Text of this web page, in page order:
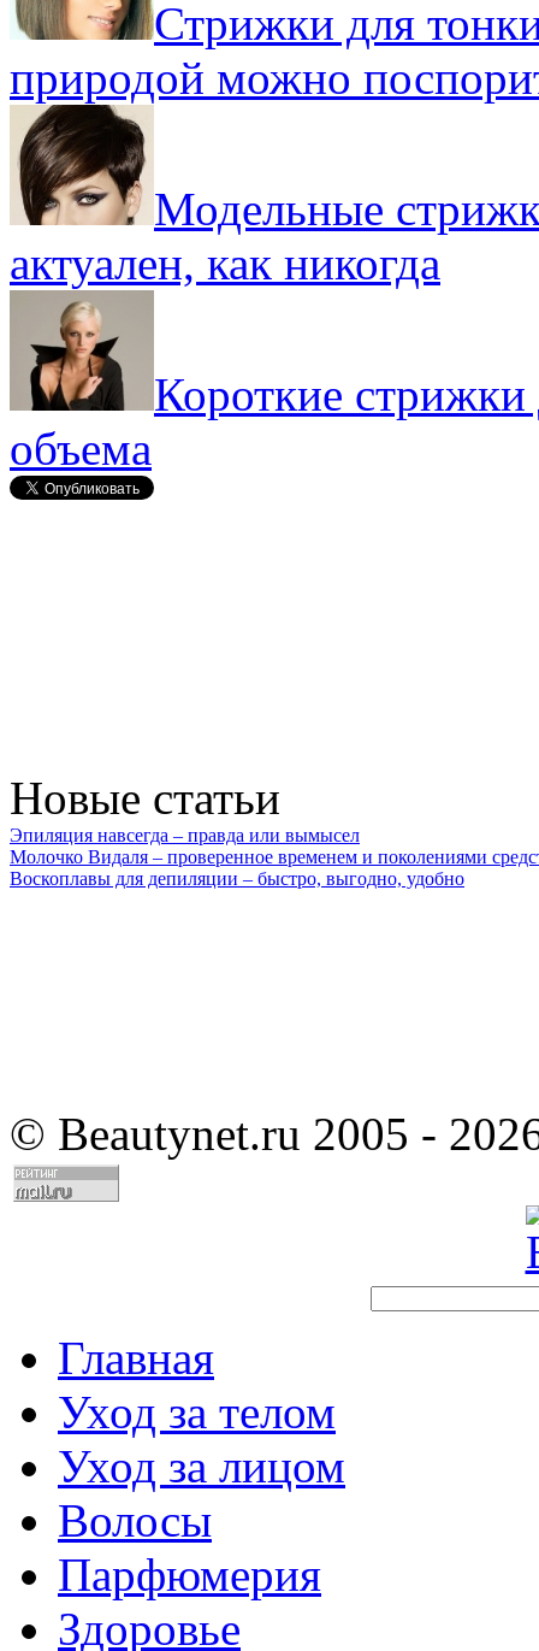
Стрижки для
природой можно
Модельные
актуален, как никогда
Короткие
объема
Новые статьи
Эпиляция навсегда – правда или вымысел
Молочко Видаля – проверенное временем и поколениями
Воскоплавы для депиляции – быстро, выгодно, удобно
© Beautynet.ru 2005 -
Главная
Уход за телом
Уход за лицом
Волосы
Парфюмерия
Здоровье